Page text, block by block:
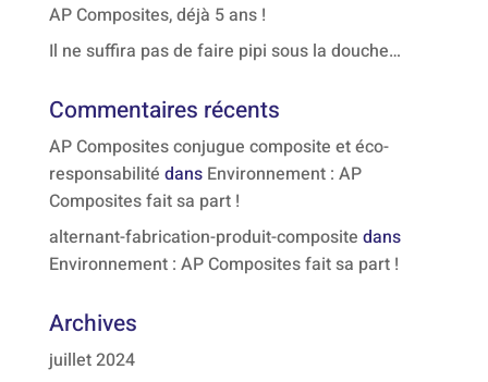
AP Composites, déjà 5 ans !
Il ne suffira pas de faire pipi sous la douche…
Commentaires récents
AP Composites conjugue composite et éco-
responsabilité dans Environnement : AP
Composites fait sa part !
alternant-fabrication-produit-composite dans
Environnement : AP Composites fait sa part !
Archives
juillet 2024